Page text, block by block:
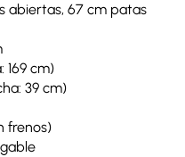
abiertas, 67 cm patas
169 cm)
39 cm)
frenos)